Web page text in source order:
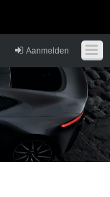
Aanmelden